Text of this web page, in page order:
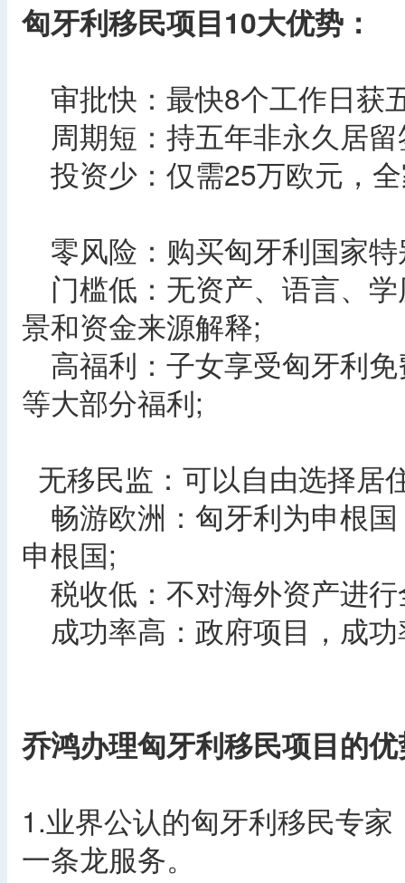
匈牙利移民项目10大优势：
审批快：最快8个工作日获
周期短：持五年非永久居
投资少：仅需25万欧元，
零风险：购买匈牙利国家
门槛低：无资产、语言、
景和资金来源解释;
高福利：子女享受匈牙利
等大部分福利;
无移民监：可以自由选择居
畅游欧洲：匈牙利为申根
申根国;
税收低：不对海外资产进
成功率高：政府项目，成
乔鸿办理匈牙利移民项目的
1.业界公认的匈牙利移民专
一条龙服务。